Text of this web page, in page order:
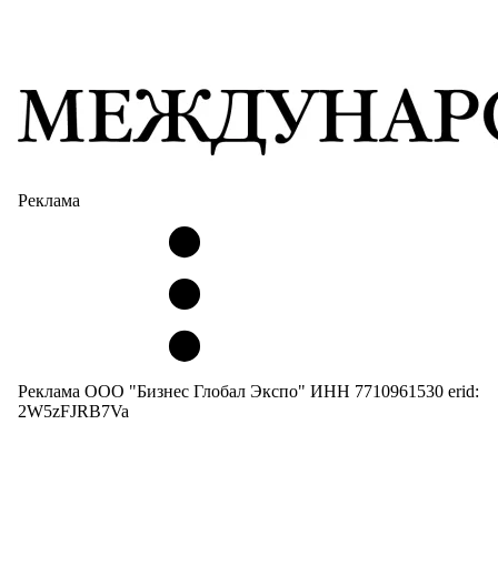
Реклама
Реклама ООО "Бизнес Глобал Экспо" ИНН 7710961530 erid:
2W5zFJRB7Va